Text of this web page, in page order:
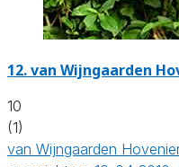
12.van Wijngaarden
10
(1)
van Wijngaarden